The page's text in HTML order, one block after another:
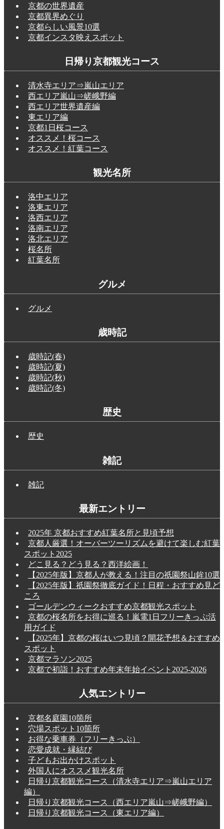
京都の世界遺産
京都異界めぐり
京都らしい風景10選
京都インスタ映えスポット
日帰り京都観光コース
清水寺エリア⇒嵐山エリア
西エリア嵐山⇒嵯峨野編
西エリア世界遺産編
東エリア編
京都1日桜コース
オススメ！桜コース
オススメ！紅葉コース
観光名所
洛中エリア
洛東エリア
洛西エリア
洛南エリア
洛北エリア
桜名所
紅葉名所
グルメ
グルメ
歳時記
歳時記(春)
歳時記(夏)
歳時記(秋)
歳時記(冬)
歴史
歴史
雑記
雑記
最新エントリー
2025年 京都おすすめ紅葉名所と見頃予想
京都人厳選！オーバーツーリズムを避けて楽しむ紅葉
スポット2025
どこ見る？どう見る？西洋絵画！
【2025年版】京都人が教える！注目の祇園祭山鉾10選
【2025年版】祇園祭徹底ガイド！日程・おすすめ見ど
ころ
ゴールデンウィークおすすめ京都観光スポット
京都の桜名所をお得に巡る！嵐電1日フリーきっぷ活
用ガイド
【2025年】京都の桜はいつ見頃？開花予想＆おすすめ
スポット
京都マラソン2025
京都で初詣！おすすめ年末年始イベント2025-2026
人気エントリー
京都名庭園10箇所
穴場スポット10箇所
お得な乗車券（フリーきっぷ）
恋愛成就・縁結び
子どもお出かけスポット
外国人にオススメ観光名所
日帰り京都観光コース（清水寺エリア⇒嵐山エリア
編）
日帰り京都観光コース（西エリア嵐山⇒嵯峨野編）
日帰り京都観光コース（東エリア編）